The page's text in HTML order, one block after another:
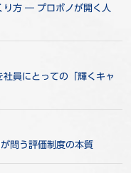
り方 ― プロボノが開く人
員にとっての「輝くキャ
問う評価制度の本質